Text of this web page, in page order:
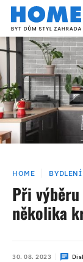
HOME BYDLENÍ
Při
několika
30. 08. 2023